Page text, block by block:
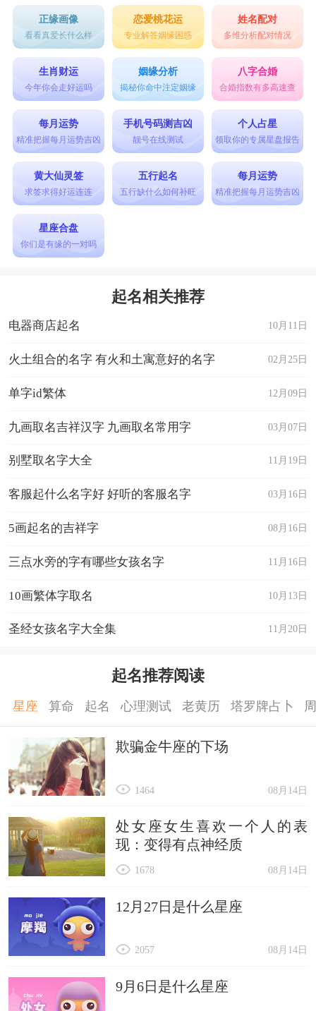
正缘画像
看看真爱长什么样
恋爱桃花运
专业解答姻缘困惑
姓名配对
多维分析配对情况
生肖财运
今年你会走好运吗
姻缘分析
揭秘你命中注定姻缘
八字合婚
合婚指数有多高速查
每月运势
精准把握每月运势吉凶
手机号码测吉凶
靓号在线测试
个人占星
领取你的专属星盘报告
黄大仙灵签
求签求得好运连连
五行起名
五行缺什么如何补旺
每月运势
精准把握每月运势吉凶
星座合盘
你们是有缘的一对吗
起名相关推荐
10月11日
电器商店起名
02月25日
火土组合的名字 有火和土寓意好的名字
12月09日
单字id繁体
03月07日
九画取名吉祥汉字 九画取名常用字
11月19日
别墅取名字大全
03月16日
客服起什么名字好 好听的客服名字
08月16日
5画起名的吉祥字
11月16日
三点水旁的字有哪些女孩名字
10月13日
10画繁体字取名
11月20日
圣经女孩名字大全集
起名推荐阅读
星座 算命 起名 心理测试 老黄历 塔罗牌占卜
欺骗金牛座的下场
08月14日
1464
处女座女生喜欢一个人的表
现：变得有点神经质
08月14日
1678
12月27日是什么星座
08月14日
2057
9月6日是什么星座